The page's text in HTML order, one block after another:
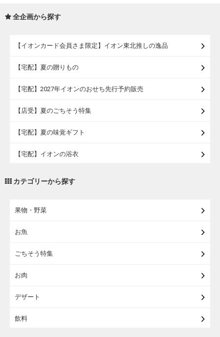
全企画から探す
【イオンカード会員さま限定】イオン東北推しの逸品
【宅配】夏の贈りもの
【宅配】2027年イオンのおせち先行予約販売
【店受】夏のごちそう特集
【宅配】夏の味覚ギフト
【宅配】イオンの浴衣
カテゴリーから探す
果物・野菜
お魚
ごちそう特集
お肉
デザート
飲料